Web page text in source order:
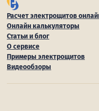
Расчет электрощитов
Онлайн калькуляторы
Статьи и блог
О сервисе
Примеры электрощитов
Видеообзоры